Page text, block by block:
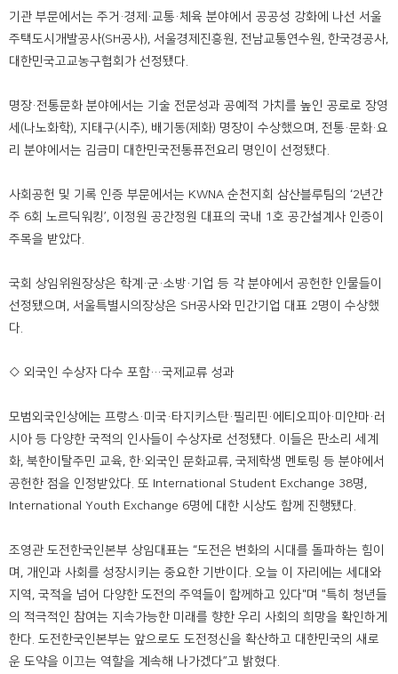
기관 부문에서는 주거·경제·교통·체육 분야에서 공공성 강화에 나선 서울
주택도시개발공사(SH공사), 서울경제진흥원, 전남교통연수원, 한국경공사,
대한민국고교농구협회가 선정됐다.
명장·전통문화 분야에서는 기술 전문성과 공예적 가치를 높인 공로로 장영
세(나노화학), 지태구(시추), 배기동(제화) 명장이 수상했으며, 전통·문화·요
리 분야에서는 김금미 대한민국전통퓨전요리 명인이 선정됐다.
사회공헌 및 기록 인증 부문에서는 KWNA 순천지회 삼산블루팀의 ‘2년간
주 6회 노르딕워킹’, 이정원 공간정원 대표의 국내 1호 공간설계사 인증이
주목을 받았다.
국회 상임위원장상은 학계·군·소방·기업 등 각 분야에서 공헌한 인물들이
선정됐으며, 서울특별시의장상은 SH공사와 민간기업 대표 2명이 수상했
다.
◇ 외국인 수상자 다수 포함…국제교류 성과
모범외국인상에는 프랑스·미국·타지키스탄·필리핀·에티오피아·미얀마·러
시아 등 다양한 국적의 인사들이 수상자로 선정됐다. 이들은 판소리 세계
화, 북한이탈주민 교육, 한·외국인 문화교류, 국제학생 멘토링 등 분야에서
공헌한 점을 인정받았다. 또 International Student Exchange 38명,
International Youth Exchange 6명에 대한 시상도 함께 진행됐다.
조영관 도전한국인본부 상임대표는 “도전은 변화의 시대를 돌파하는 힘이
며, 개인과 사회를 성장시키는 중요한 기반이다. 오늘 이 자리에는 세대와
지역, 국적을 넘어 다양한 도전의 주역들이 함께하고 있다"며 "특히 청년들
의 적극적인 참여는 지속가능한 미래를 향한 우리 사회의 희망을 확인하게
한다. 도전한국인본부는 앞으로도 도전정신을 확산하고 대한민국의 새로
운 도약을 이끄는 역할을 계속해 나가겠다”고 밝혔다.